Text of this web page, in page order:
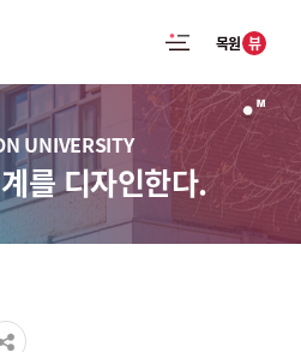
목원 뷰
UNIVERSITY
를 디자인한다.